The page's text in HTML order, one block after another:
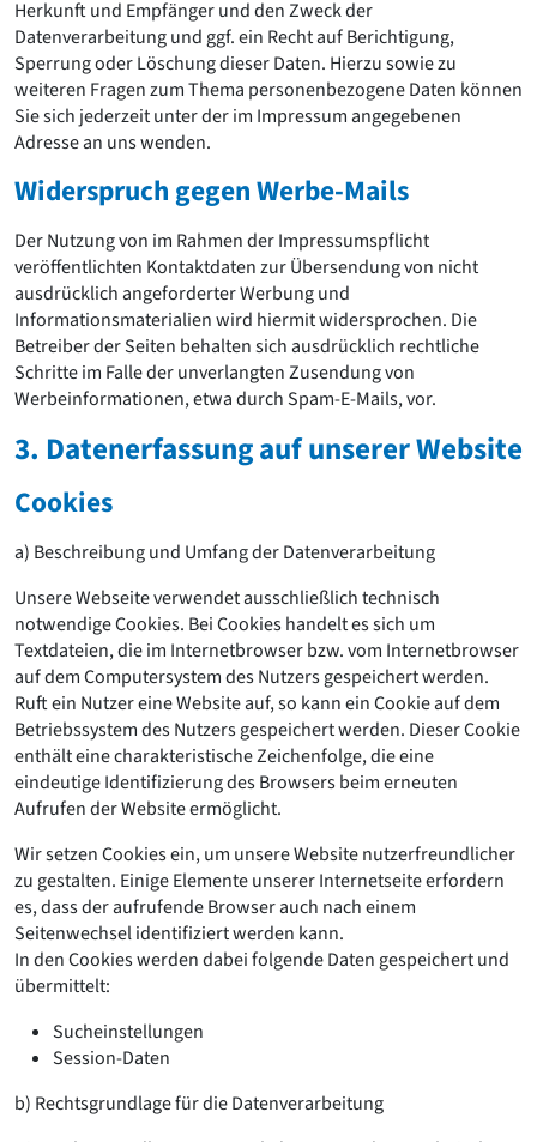
Herkunft und Empfänger und den Zweck der
Datenverarbeitung und ggf. ein Recht auf Berichtigung,
Sperrung oder Löschung dieser Daten. Hierzu sowie zu
weiteren Fragen zum Thema personenbezogene Daten können
Sie sich jederzeit unter der im Impressum angegebenen
Adresse an uns wenden.
Widerspruch gegen Werbe-Mails
Der Nutzung von im Rahmen der Impressumspflicht
veröffentlichten Kontaktdaten zur Übersendung von nicht
ausdrücklich angeforderter Werbung und
Informationsmaterialien wird hiermit widersprochen. Die
Betreiber der Seiten behalten sich ausdrücklich rechtliche
Schritte im Falle der unverlangten Zusendung von
Werbeinformationen, etwa durch Spam-E-Mails, vor.
3. Datenerfassung auf unserer Website
Cookies
a) Beschreibung und Umfang der Datenverarbeitung
Unsere Webseite verwendet ausschließlich technisch
notwendige Cookies. Bei Cookies handelt es sich um
Textdateien, die im Internetbrowser bzw. vom Internetbrowser
auf dem Computersystem des Nutzers gespeichert werden.
Ruft ein Nutzer eine Website auf, so kann ein Cookie auf dem
Betriebssystem des Nutzers gespeichert werden. Dieser Cookie
enthält eine charakteristische Zeichenfolge, die eine
eindeutige Identifizierung des Browsers beim erneuten
Aufrufen der Website ermöglicht.
Wir setzen Cookies ein, um unsere Website nutzerfreundlicher
zu gestalten. Einige Elemente unserer Internetseite erfordern
es, dass der aufrufende Browser auch nach einem
Seitenwechsel identifiziert werden kann.
In den Cookies werden dabei folgende Daten gespeichert und
übermittelt:
Sucheinstellungen
Session-Daten
b) Rechtsgrundlage für die Datenverarbeitung